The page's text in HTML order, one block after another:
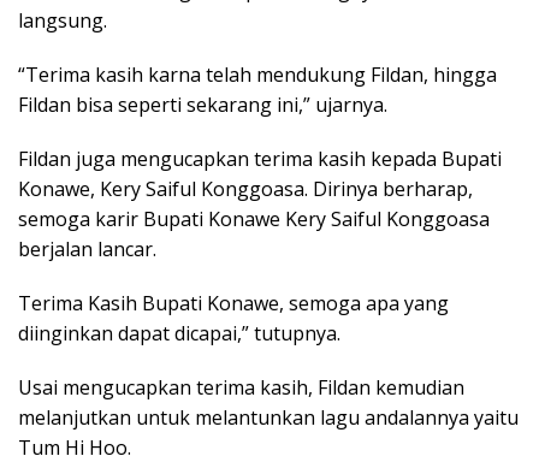
langsung.
“Terima kasih karna telah mendukung Fildan, hingga
Fildan bisa seperti sekarang ini,” ujarnya.
Fildan juga mengucapkan terima kasih kepada Bupati
Konawe, Kery Saiful Konggoasa. Dirinya berharap,
semoga karir Bupati Konawe Kery Saiful Konggoasa
berjalan lancar.
Terima Kasih Bupati Konawe, semoga apa yang
diinginkan dapat dicapai,” tutupnya.
Usai mengucapkan terima kasih, Fildan kemudian
melanjutkan untuk melantunkan lagu andalannya yaitu
Tum Hi Hoo.